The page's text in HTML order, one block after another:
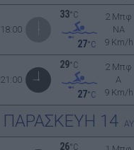
18:00
33°C
27°C
2 Μπφ
NA
9 Km/h
21:00
29°C
27°C
2 Μπφ
Α
9 Km/h
ΠΑΡΑΣΚΕΥΗ 14
26°C